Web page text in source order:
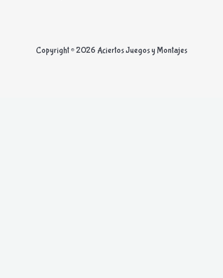
Copyright © 2026 Aciertos Juegos y Montajes